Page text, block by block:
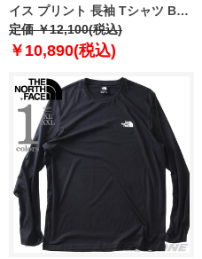
イス プリント 長袖 Tシャツ BOX
NSE TEE USA直輸入 nf0a87nn-
fn4
定価 ￥12,100(税込)
￥10,890(税込)